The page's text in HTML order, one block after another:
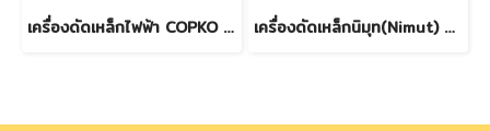
เครื่องดัดเหล็กไฟฟ้า COPKO 32mm. เครื่องดัดเหล็กนิมุท(Nimut) ขนาด 25 mm. สินค้าใหม่ (รุ่นใหม่) (ราคาโปรโมชั่น!!!) 02-047-9488